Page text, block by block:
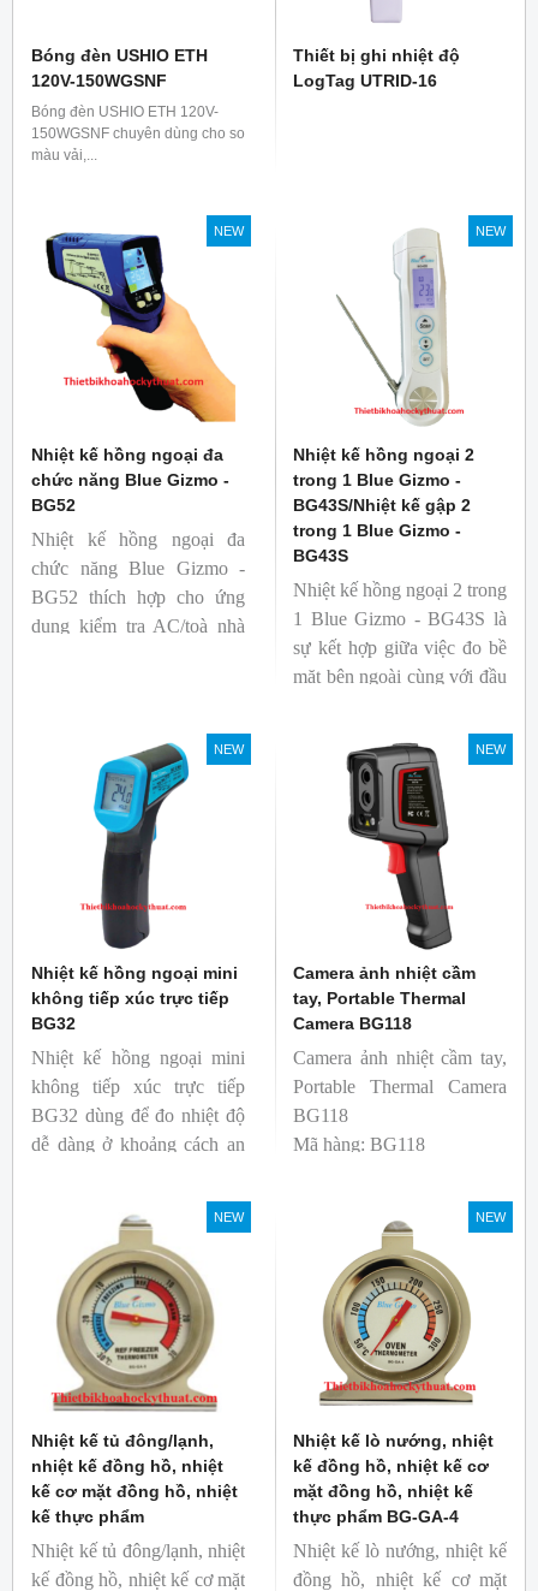
Bóng đèn USHIO ETH
120V-150WGSNF
Bóng đèn USHIO ETH 120V-
150WGSNF chuyên dùng cho so
màu vải,...
Thiết bị ghi nhiệt độ
LogTag UTRID-16
NEW
Nhiệt kế hồng ngoại đa
chức năng Blue Gizmo -
BG52
Nhiệt kế hồng ngoại đa
chức năng Blue Gizmo -
BG52 thích hợp cho ứng
dụng kiểm tra AC/toà nhà
NEW
Nhiệt kế hồng ngoại 2
trong 1 Blue Gizmo -
BG43S/Nhiệt kế gập 2
trong 1 Blue Gizmo -
BG43S
Nhiệt kế hồng ngoại 2 trong
1 Blue Gizmo - BG43S là
sự kết hợp giữa việc đo bề
mặt bên ngoài cùng với đầu
Nhiệt kế thích hợp cho
ngành công nghiệp thực
NEW
Nhiệt kế hồng ngoại mini
không tiếp xúc trực tiếp
BG32
Nhiệt kế hồng ngoại mini
không tiếp xúc trực tiếp
BG32 dùng để đo nhiệt độ
dễ dàng ở khoảng cách an
độ phát xạ nhanh và cố
định giúp người mới bắt
đầu sử dụng dễ dàng.
NEW
Camera ảnh nhiệt cầm
tay, Portable Thermal
Camera BG118
Camera ảnh nhiệt cầm tay,
Portable Thermal Camera
BG118
Mã hàng: BG118
NEW
Nhiệt kế tủ đông/lạnh,
nhiệt kế đồng hồ, nhiệt
kế cơ mặt đồng hồ, nhiệt
kế thực phẩm
Nhiệt kế tủ đông/lạnh, nhiệt
kế đồng hồ, nhiệt kế cơ mặt
NEW
Nhiệt kế lò nướng, nhiệt
kế đồng hồ, nhiệt kế cơ
mặt đồng hồ, nhiệt kế
thực phẩm BG-GA-4
Nhiệt kế lò nướng, nhiệt kế
đồng hồ, nhiệt kế cơ mặt